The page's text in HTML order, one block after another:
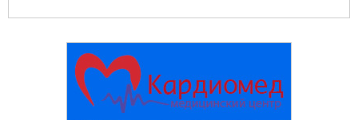
университет
химических